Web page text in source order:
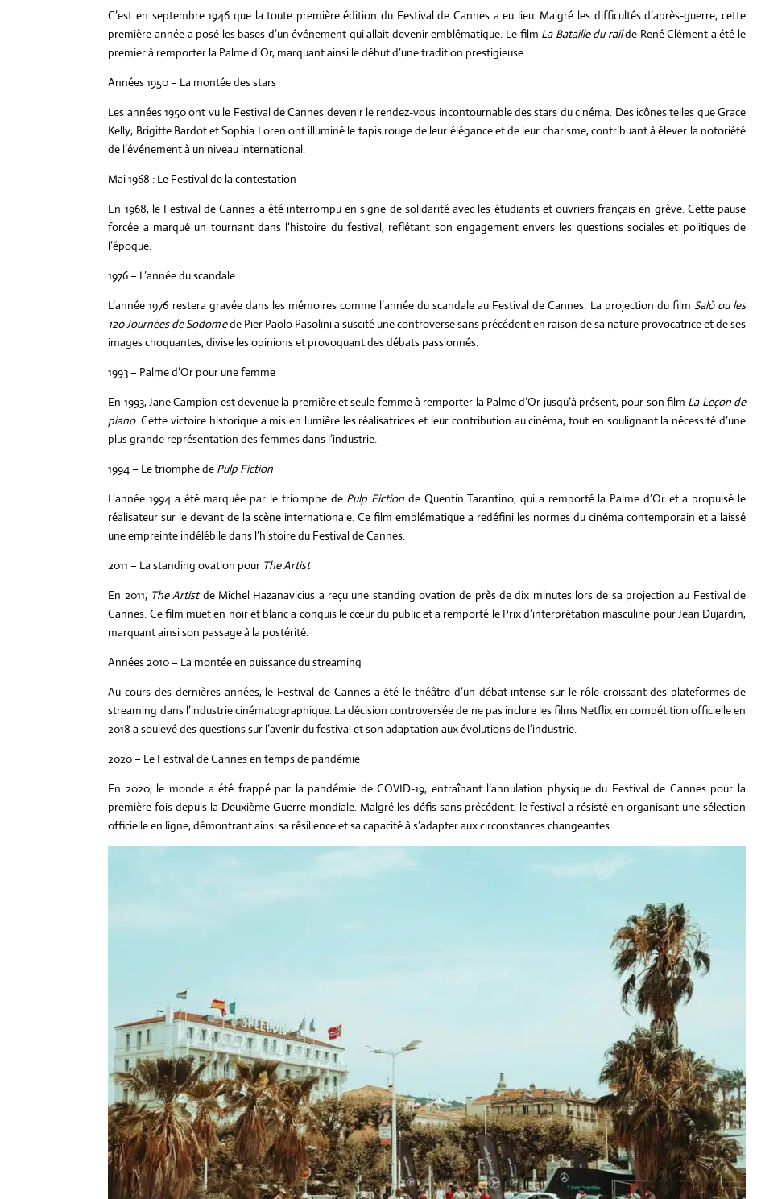
C’est en septembre 1946 que la toute première édition du Festival de Cannes a eu lieu. Malgré les difficultés d’après-guerre, cette
première année a posé les bases d’un événement qui allait devenir emblématique. Le film La Bataille du railde René Clément a été le
premier à remporter la Palme d’Or, marquant ainsi le début d’une tradition prestigieuse.
Années 1950 – La montée des stars
Les années 1950 ont vu le Festival de Cannes devenir le rendez-vous incontournable des stars du cinéma. Des icônes telles que Grace
Kelly, Brigitte Bardot et Sophia Loren ont illuminé le tapis rouge de leur élégance et de leur charisme, contribuant à élever la notoriété
de l’événement à un niveau international.
Mai 1968 : Le Festival de la contestation
En 1968, le Festival de Cannes a été interrompu en signe de solidarité avec les étudiants et ouvriers français en grève. Cette pause
forcée a marqué un tournant dans l’histoire du festival, reflétant son engagement envers les questions sociales et politiques de
l’époque.
1976 – L’année du scandale
L’année 1976 restera gravée dans les mémoires comme l’année du scandale au Festival de Cannes. La projection du film Salò ou les
120 Journées de Sodomede Pier Paolo Pasolini a suscité une controverse sans précédent en raison de sa nature provocatrice et de ses
images choquantes, divise les opinions et provoquant des débats passionnés.
1993 – Palme d’Or pour une femme
En 1993, Jane Campion est devenue la première et seule femme à remporter la Palme d’Or jusqu’à présent, pour son film La Leçon de
piano. Cette victoire historique a mis en lumière les réalisatrices et leur contribution au cinéma, tout en soulignant la nécessité d’une
plus grande représentation des femmes dans l’industrie.
1994 – Le triomphe de Pulp Fiction
L’année 1994 a été marquée par le triomphe de Pulp Fiction de Quentin Tarantino, qui a remporté la Palme d’Or et a propulsé le
réalisateur sur le devant de la scène internationale. Ce film emblématique a redéfini les normes du cinéma contemporain et a laissé
une empreinte indélébile dans l’histoire du Festival de Cannes.
2011 – La standing ovation pour The Artist
En 2011, The Artistde Michel Hazanavicius a reçu une standing ovation de près de dix minutes lors de sa projection au Festival de
Cannes. Ce film muet en noir et blanc a conquis le cœur du public et a remporté le Prix d’interprétation masculine pour Jean Dujardin,
marquant ainsi son passage à la postérité.
Années 2010 – La montée en puissance du streaming
Au cours des dernières années, le Festival de Cannes a été le théâtre d’un débat intense sur le rôle croissant des plateformes de
streaming dans l’industrie cinématographique. La décision controversée de ne pas inclure les films Netflix en compétition officielle en
2018 a soulevé des questions sur l’avenir du festival et son adaptation aux évolutions de l’industrie.
2020 – Le Festival de Cannes en temps de pandémie
En 2020, le monde a été frappé par la pandémie de COVID-19, entraînant l’annulation physique du Festival de Cannes pour la
première fois depuis la Deuxième Guerre mondiale. Malgré les défis sans précédent, le festival a résisté en organisant une sélection
officielle en ligne, démontrant ainsi sa résilience et sa capacité à s’adapter aux circonstances changeantes.